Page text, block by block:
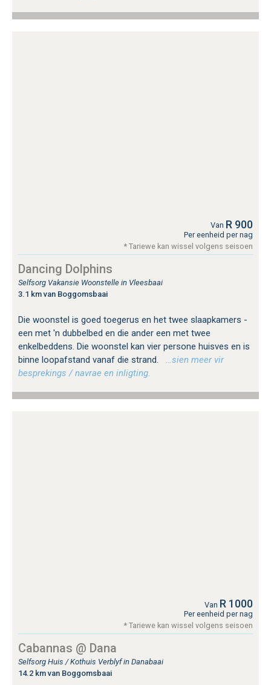
Van R 900
Per eenheid per nag
* Tariewe kan wissel volgens seisoen
Dancing Dolphins
Selfsorg Vakansie Woonstelle in Vleesbaai
3.1 km van Boggomsbaai
Die woonstel is goed toegerus en het twee slaapkamers -
een met 'n dubbelbed en die ander een met twee
enkelbeddens. Die woonstel kan vier persone huisves en is
binne loopafstand vanaf die strand.
…sien meer vir
besprekings / navrae en inligting.
Van R 1000
Per eenheid per nag
* Tariewe kan wissel volgens seisoen
Cabannas @ Dana
Selfsorg Huis / Kothuis Verblyf in Danabaai
14.2 km van Boggomsbaai